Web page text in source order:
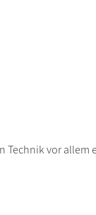
vor allem